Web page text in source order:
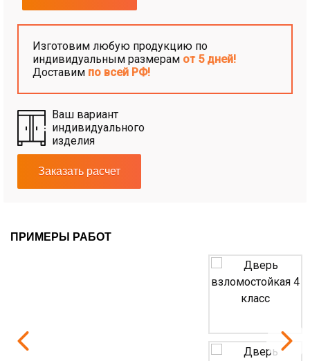
Изготовим любую продукцию по
индивидуальным размерам от 5 дней!
Доставим по всей РФ!
Ваш вариант
индивидуального
изделия
Заказать расчет
ПРИМЕРЫ РАБОТ